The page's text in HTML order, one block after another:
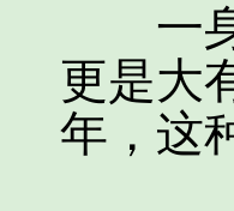
一身
更是大
年，这